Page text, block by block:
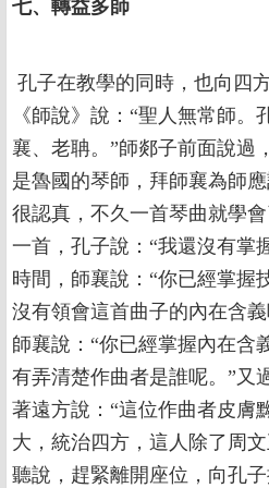
七、轉益多師
孔子在教學的同時，也向四
《師說》說：“聖人無常師
襄、老聃。”師郯子前面說過
是魯國的琴師，拜師襄為師
很認真，不久一首琴曲就學
一首，孔子說：“我還沒有掌
時間，師襄說：“你已經掌握
沒有領會這首曲子的內在含
師襄說：“你已經掌握內在含
有弄清楚作曲者是誰呢。”又
著遠方說：“這位作曲者皮膚
大，統治四方，這人除了周
聽說，趕緊離開座位，向孔